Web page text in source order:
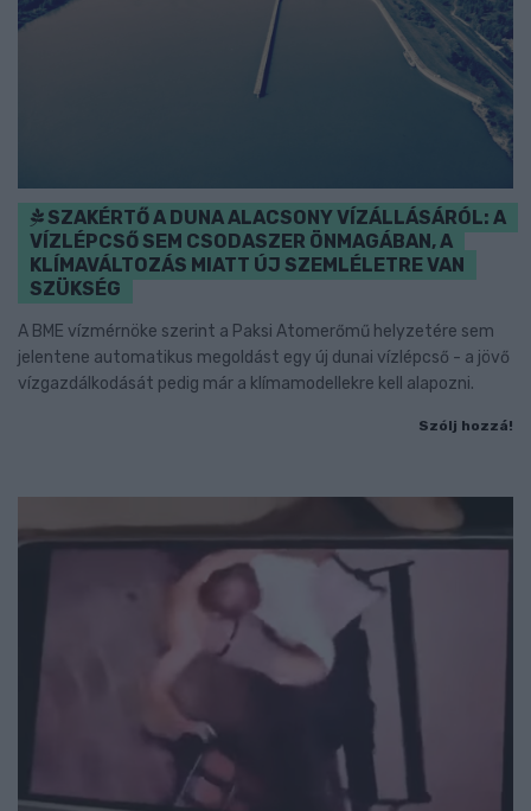
SZAKÉRTŐ A DUNA ALACSONY VÍZÁLLÁSÁRÓL: A
VÍZLÉPCSŐ SEM CSODASZER ÖNMAGÁBAN, A
KLÍMAVÁLTOZÁS MIATT ÚJ SZEMLÉLETRE VAN
SZÜKSÉG
A BME vízmérnöke szerint a Paksi Atomerőmű helyzetére sem
jelentene automatikus megoldást egy új dunai vízlépcső - a jövő
vízgazdálkodását pedig már a klímamodellekre kell alapozni.
Szólj hozzá!